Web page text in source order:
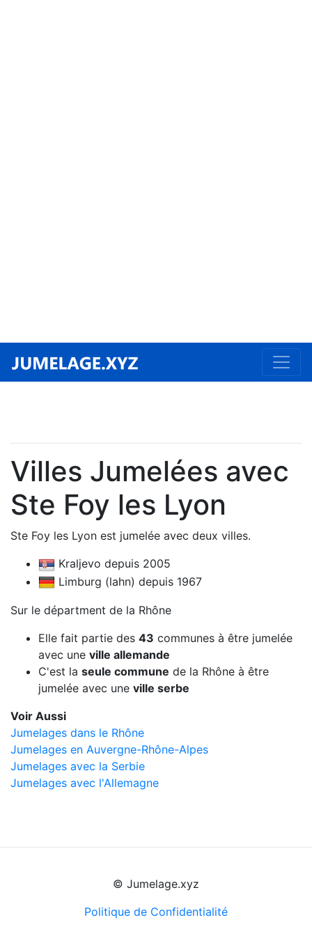
Villes Jumelées avec
Ste Foy les Lyon
Ste Foy les Lyon est jumelée avec deux villes.
Kraljevo depuis 2005
Limburg (lahn) depuis 1967
Sur le départment de la Rhône
Elle fait partie des 43 communes à être jumelée
avec une ville allemande
C'est la seule commune de la Rhône à être
jumelée avec une ville serbe
Voir Aussi
Jumelages dans le Rhône
Jumelages en Auvergne-Rhône-Alpes
Jumelages avec la Serbie
Jumelages avec l'Allemagne
© Jumelage.xyz
Politique de Confidentialité